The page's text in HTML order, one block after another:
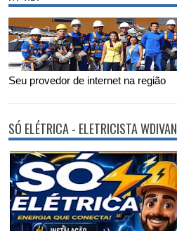
Seu provedor de internet na região
SÓ ELÉTRICA - ELETRICISTA WDIVAN